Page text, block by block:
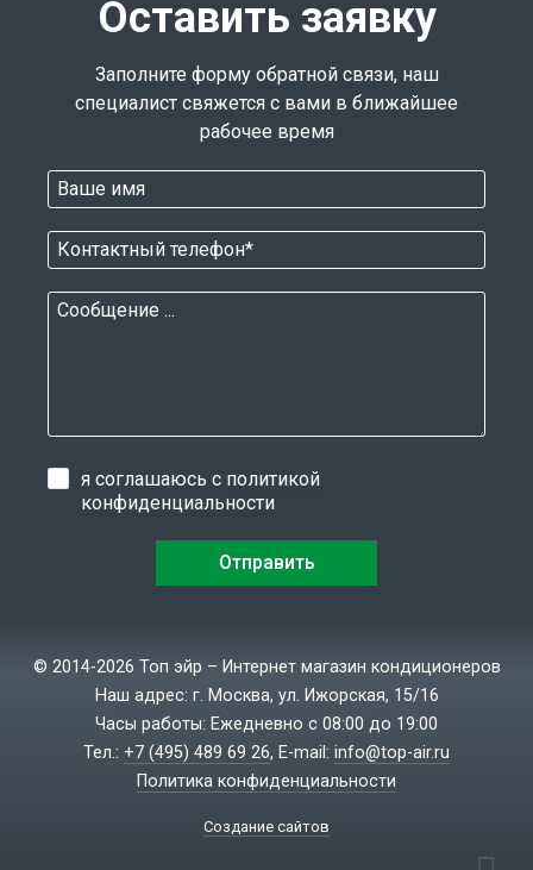
Оставить заявку
Заполните форму обратной связи, наш
специалист свяжется с вами в ближайшее
рабочее время
я соглашаюсь с политикой
конфиденциальности
© 2014-2026 Топ эйр – Интернет магазин кондиционеров
Наш адрес: г. Москва, ул. Ижорская, 15/16
Часы работы: Ежедневно с 08:00 до 19:00
Тел.: +7 (495) 489 69 26, E-mail: info@top-air.ru
Политика конфиденциальности
Создание сайтов